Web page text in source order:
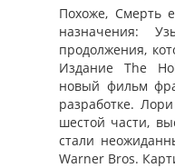
Похоже, Смерть
назначения:
продолжения,
Издание The
новый фильм
разработке.
шестой части,
стали
Warner Bros.